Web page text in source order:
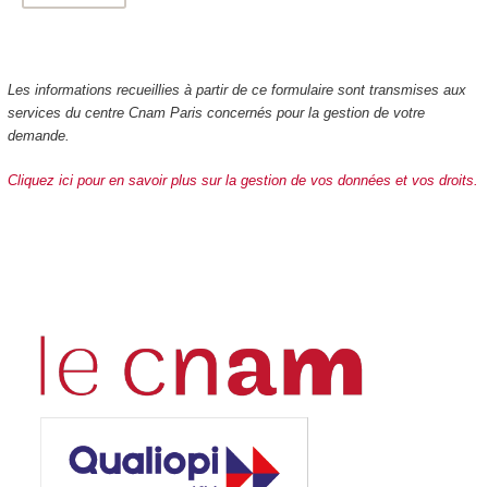
Les informations recueillies à partir de ce formulaire sont transmises aux
services du centre Cnam Paris concernés pour la gestion de votre
demande.
Cliquez ici pour en savoir plus sur la gestion de vos données et vos droits.